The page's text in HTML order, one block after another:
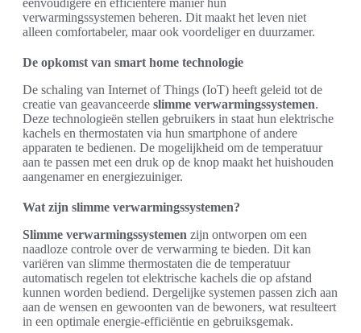
eenvoudigere en efficiëntere manier hun
verwarmingssystemen beheren. Dit maakt het leven niet
alleen comfortabeler, maar ook voordeliger en duurzamer.
De opkomst van smart home technologie
De schaling van Internet of Things (IoT) heeft geleid tot de
creatie van geavanceerde slimme verwarmingssystemen.
Deze technologieën stellen gebruikers in staat hun elektrische
kachels en thermostaten via hun smartphone of andere
apparaten te bedienen. De mogelijkheid om de temperatuur
aan te passen met een druk op de knop maakt het huishouden
aangenamer en energiezuiniger.
Wat zijn slimme verwarmingssystemen?
Slimme verwarmingssystemen zijn ontworpen om een
naadloze controle over de verwarming te bieden. Dit kan
variëren van slimme thermostaten die de temperatuur
automatisch regelen tot elektrische kachels die op afstand
kunnen worden bediend. Dergelijke systemen passen zich aan
aan de wensen en gewoonten van de bewoners, wat resulteert
in een optimale energie-efficiëntie en gebruiksgemak.